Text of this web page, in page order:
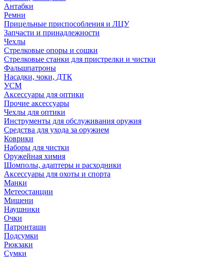
Антабки
Ремни
Прицельные приспособления и ЛЦУ
Запчасти и принадлежности
Чехлы
Стрелковые опоры и сошки
Стрелковые станки для пристрелки и чистки
Фальшпатроны
Насадки, чоки, ДТК
УСМ
Аксессуары для оптики
Прочие аксессуары
Чехлы для оптики
Инструменты для обслуживания оружия
Средства для ухода за оружием
Коврики
Наборы для чистки
Оружейная химия
Шомполы, адаптеры и расходники
Аксессуары для охоты и спорта
Манки
Метеостанции
Мишени
Наушники
Очки
Патронташи
Подсумки
Рюкзаки
Сумки